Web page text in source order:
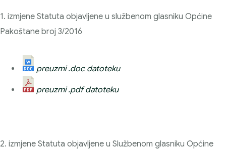
1. izmjene Statuta objavljene u službenom glasniku Općine
Pakoštane broj 3/2016
preuzmi .doc datoteku
preuzmi .pdf datoteku
2. izmjene Statuta objavljene u Službenom glasniku Općine